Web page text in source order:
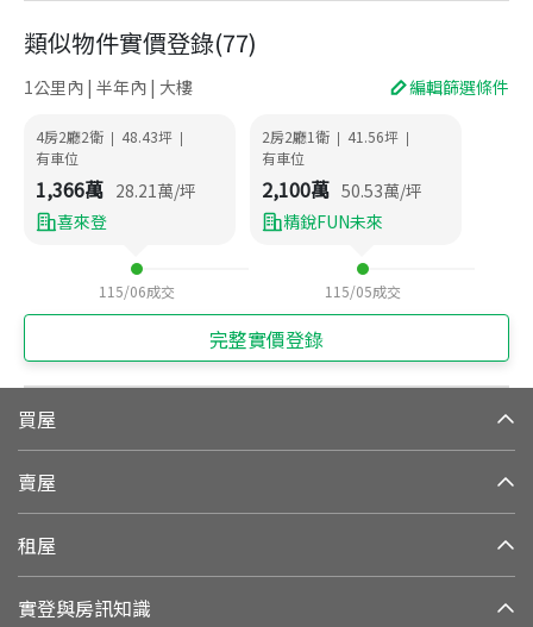
類似物件實價登錄(77)
1公里內 | 半年內 | 大樓 編輯篩選條件
4房2廳2衛 | 48.43坪 |
有車位
1,366萬 28.21萬/坪
喜來登
115/06成交
2房2廳1衛 | 41.56坪 |
有車位
2,100萬 50.53萬/坪
精銳FUN未來
115/05成交
完整實價登錄
買屋
賣屋
租屋
實登與房訊知識